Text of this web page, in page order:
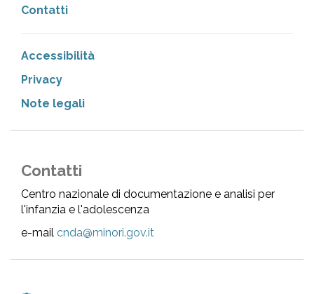
Contatti
Accessibilità
Privacy
Note legali
Contatti
Centro nazionale di documentazione e analisi per
l'infanzia e l'adolescenza
e-mail cnda@minori.gov.it